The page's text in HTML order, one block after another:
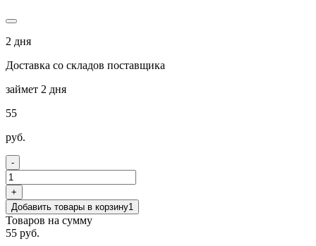
2 дня
Доставка со складов поставщика
займет 2 дня
55
руб.
-
+
Добавить товары в корзину1
Товаров на сумму
55 руб.